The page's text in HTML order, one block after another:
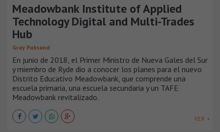
Meadowbank Institute of Applied
Technology Digital and Multi-Trades
Hub
Gray Puksand
En junio de 2018, el Primer Ministro de Nueva Gales del Sur
y miembro de Ryde dio a conocer los planes para el nuevo
Distrito Educativo Meadowbank, que comprende una
escuela primaria, una escuela secundaria y un TAFE
Meadowbank revitalizado.
VER +